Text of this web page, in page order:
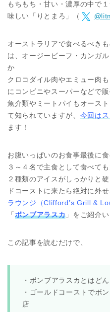
もちもち・甘い・濃厚の中で
味しい「りとまろ」（
オーストラリアで食べるべき
は、オージービーフ・カンガ
か
クロコダイル肉やエミュー肉
にコンビニやスーパーなどで
魚介類やミートパイもオース
て知られていますが、 今回は
ます！
お腹いっぱいのお食事最後に
３～４名で主食として食べて
２種類のアイスがしっかりと
ドコーストに来たら絶対に外せ
ラウンジ（Clifford’s Grill &
「 ボンブアラスカ 」をご紹介
この記事を読むだけで、
・ボンブアラスカとはど
・ゴールドコーストでボ
店